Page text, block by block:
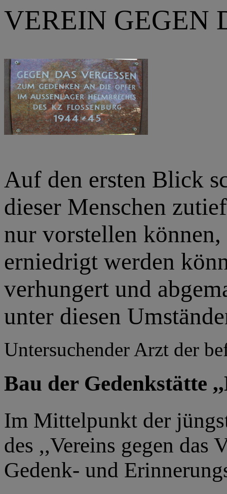
VEREIN GEGEN
Auf den ersten Blick
dieser Menschen
nur vorstellen können,
erniedrigt werden
verhungert und
unter diesen
Untersuchender Arzt der
Bau der Gedenkstätte
Im Mittelpunkt der
des ,,Vereins gegen das
Gedenk- und